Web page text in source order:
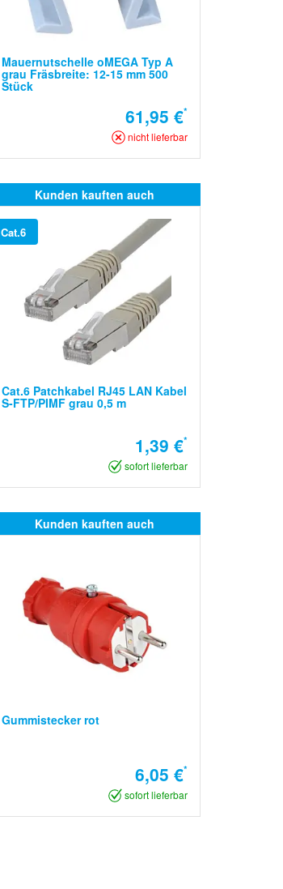
Mauernutschelle oMEGA Typ A
grau Fräsbreite: 12-15 mm 500
Stück
61,95 €*
nicht lieferbar
Kunden kauften auch
Cat.6
Cat.6 Patchkabel RJ45 LAN Kabel
S-FTP/PIMF grau 0,5 m
1,39 €*
sofort lieferbar
Kunden kauften auch
Gummistecker rot
6,05 €*
sofort lieferbar